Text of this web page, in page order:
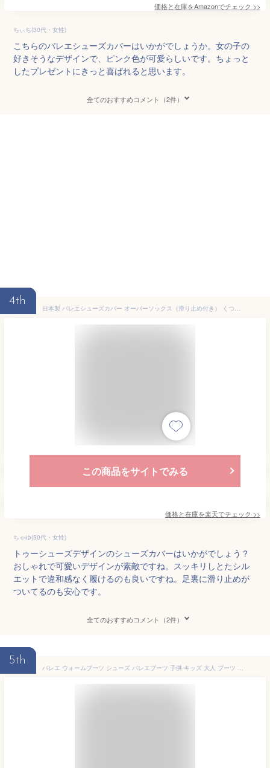
価格と在庫をAmazonでチェック >>
ちぃち(30代・女性)
こちらのバレエシューズカバーはいかがでしょうか。女の子の
好きそうなデザインで、ピンク色が可愛らしいです。ちょっと
したプレゼントにきっと喜ばれると思います。
全てのおすすめコメント（2件）
4th
日本製 バレエシューズカバー オーバーソックス（滑り止め付き） くつ下 子供 キッズ ジュニア 大人 練習 発表会 バレエ雑貨 バレエ用品 ピンク 紫 バレエ ソックス シューズカバー オーバーシューズ かわいい 子ども 用 靴下 本番 楽屋 イーバレリーナ バレエ
この商品をサイトでみる
価格と在庫を楽天でチェック >>
ちゃゆ(50代・女性)
トゥーシューズデザインのシューズカバーはいかがでしょう？
おしゃれで可愛いデザインが素敵ですね。スッキリしとたシル
エットで違和感なく履けるのも良いですね。足裏に滑り止めが
ついてるのも安心です。
全てのおすすめコメント（2件）
5th
バレエ ウォームブーツ シューズ バレエブーツ 子供 キッズ 大人 ブーツ ウォームアップシューズ あったか ショート シューズカバー バレエシューズ ダンスシューズ ジュニア 男女兼用 男の子 女の子 メンズ レディース 防寒 バレエ用品 室内履き 綿靴 ギフト 19-26.5cm